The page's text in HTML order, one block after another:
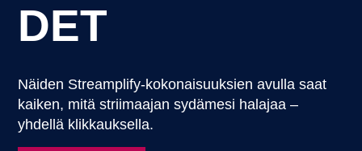
DET
Näiden Streamplify-kokonaisuuksien avulla saat
kaiken, mitä striimaajan sydämesi halajaa –
yhdellä klikkauksella.